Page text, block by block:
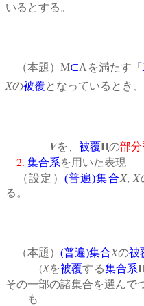
いるとする。
（本題）Μ⊂Λを満たす「
Xの被覆 となっているとき、
Vを、 被覆Цの部分
2. 集合系を用いた表現
（設定） (普遍)集合X, X
る。
（本題） (普遍)集合Xの被
(Xを被覆する集合系
その一部の諸集合を選んで
も